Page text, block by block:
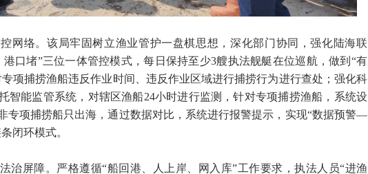
网络。该局牢固树立渔业管护一盘棋思想，深化部门协同，强化陆海联
口堵”三位一体管控模式，每日保持至少3艘执法舰艇在位巡航，做到“有
项捕捞渔船违反作业时间、违反作业区域进行捕捞行为进行查处；强化科
智能监管系统，对辖区渔船24小时进行监测，针对专项捕捞渔船，系统设
专项捕捞船只出海，通过数据对比，系统进行报警提示，实现“数据预警—
闭环模式。
治屏障。严格遵循“船回港、人上岸、网入库”工作要求，执法人员“进渔